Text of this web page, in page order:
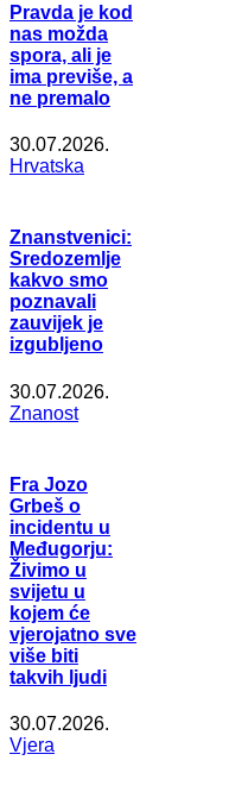
Pravda je kod
nas možda
spora, ali je
ima previše, a
ne premalo
30.07.2026.
Hrvatska
Znanstvenici:
Sredozemlje
kakvo smo
poznavali
zauvijek je
izgubljeno
30.07.2026.
Znanost
Fra Jozo
Grbeš o
incidentu u
Međugorju:
Živimo u
svijetu u
kojem će
vjerojatno sve
više biti
takvih ljudi
30.07.2026.
Vjera